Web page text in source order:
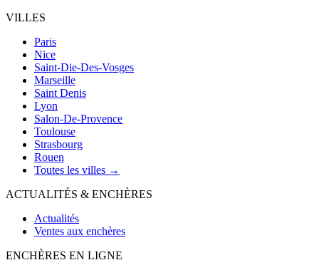
VILLES
Paris
Nice
Saint-Die-Des-Vosges
Marseille
Saint Denis
Lyon
Salon-De-Provence
Toulouse
Strasbourg
Rouen
Toutes les villes →
ACTUALITÉS & ENCHÈRES
Actualités
Ventes aux enchères
ENCHÈRES EN LIGNE